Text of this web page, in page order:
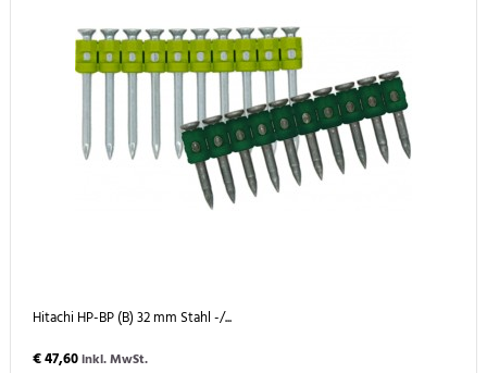
Hitachi HP-BP (B) 32 mm Stahl -/...
€ 47,60inkl. MwSt.